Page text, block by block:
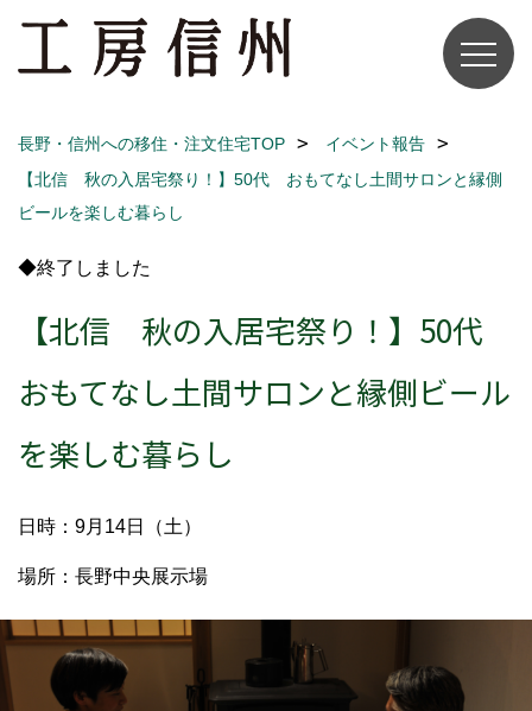
長野・信州への移住・注文住宅TOP
イベント報告
【北信 秋の入居宅祭り！】50代 おもてなし土間サロンと縁側
ビールを楽しむ暮らし
◆終了しました
【北信 秋の入居宅祭り！】50代
おもてなし土間サロンと縁側ビール
を楽しむ暮らし
日時：9月14日（土）
場所：長野中央展示場